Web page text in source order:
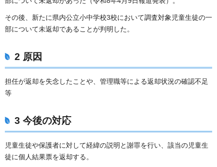
その後、新たに県内公立小中学校3校において調査対象児童生徒の一
部について未返却であることが判明した。
2 原因
担任が返却を失念したことや、管理職等による返却状況の確認不足
等
3 今後の対応
児童生徒や保護者に対して経緯の説明と謝罪を行い、該当の児童生
徒に個人結果票を返却する。